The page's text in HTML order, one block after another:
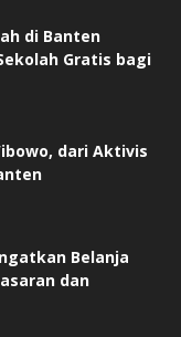
di Banten
Gratis bagi
dari Aktivis
Belanja
dan